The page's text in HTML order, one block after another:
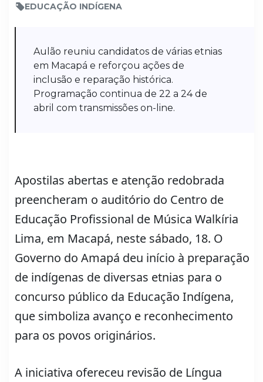
EDUCAÇÃO INDÍGENA
Aulão reuniu candidatos de várias etnias
em Macapá e reforçou ações de
inclusão e reparação histórica.
Programação continua de 22 a 24 de
abril com transmissões on-line.
Apostilas abertas e atenção redobrada
preencheram o auditório do Centro de
Educação Profissional de Música Walkíria
Lima, em Macapá, neste sábado, 18. O
Governo do Amapá deu início à preparação
de indígenas de diversas etnias para o
concurso público da Educação Indígena,
que simboliza avanço e reconhecimento
para os povos originários.
A iniciativa ofereceu revisão de Língua